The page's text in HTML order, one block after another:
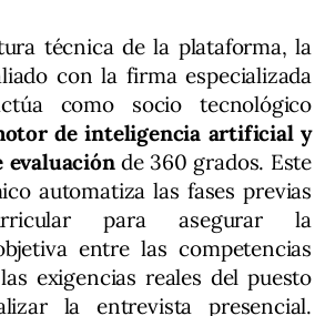
técnica de la plataforma, la
con la firma especializada
como socio tecnológico
de inteligencia artificial y
evaluaciónde 360 grados. Este
automatiza las fases previas
para asegurar la
entre las competencias
exigencias reales del puesto
la entrevista presencial.